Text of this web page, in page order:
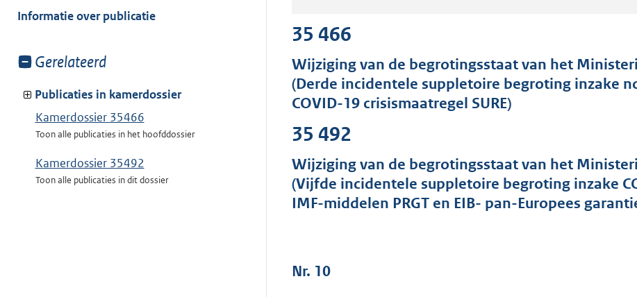
van:
Informatie over publicatie
Toon
van:
Gerelateerd
Publicaties in kamerdossier
Kamerdossier 35466
Toon alle publicaties in het hoofddossier
Kamerdossier 35492
Toon alle publicaties in dit dossier
a
n
d
r
o
o
35 466
Wijziging van de begrotingsstaat van het
(Derde incidentele suppletoire begroting inzake
COVID-19 crisismaatregel SURE)
35 492
Wijziging van de begrotingsstaat van het
(Vijfde incidentele suppletoire begroting inzake
IMF-middelen PRGT en EIB- pan-Europees
Nr. 10